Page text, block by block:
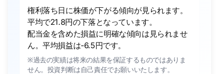
権利落ち日に株価が下がる傾向が見られます。
平均で21.8円の下落となっています。
配当金を含めた損益に明確な傾向は見られませ
ん。平均損益は-6.5円です。
※過去の実績は将来の結果を保証するものではありま
せん。投資判断は自己責任でお願いいたします。